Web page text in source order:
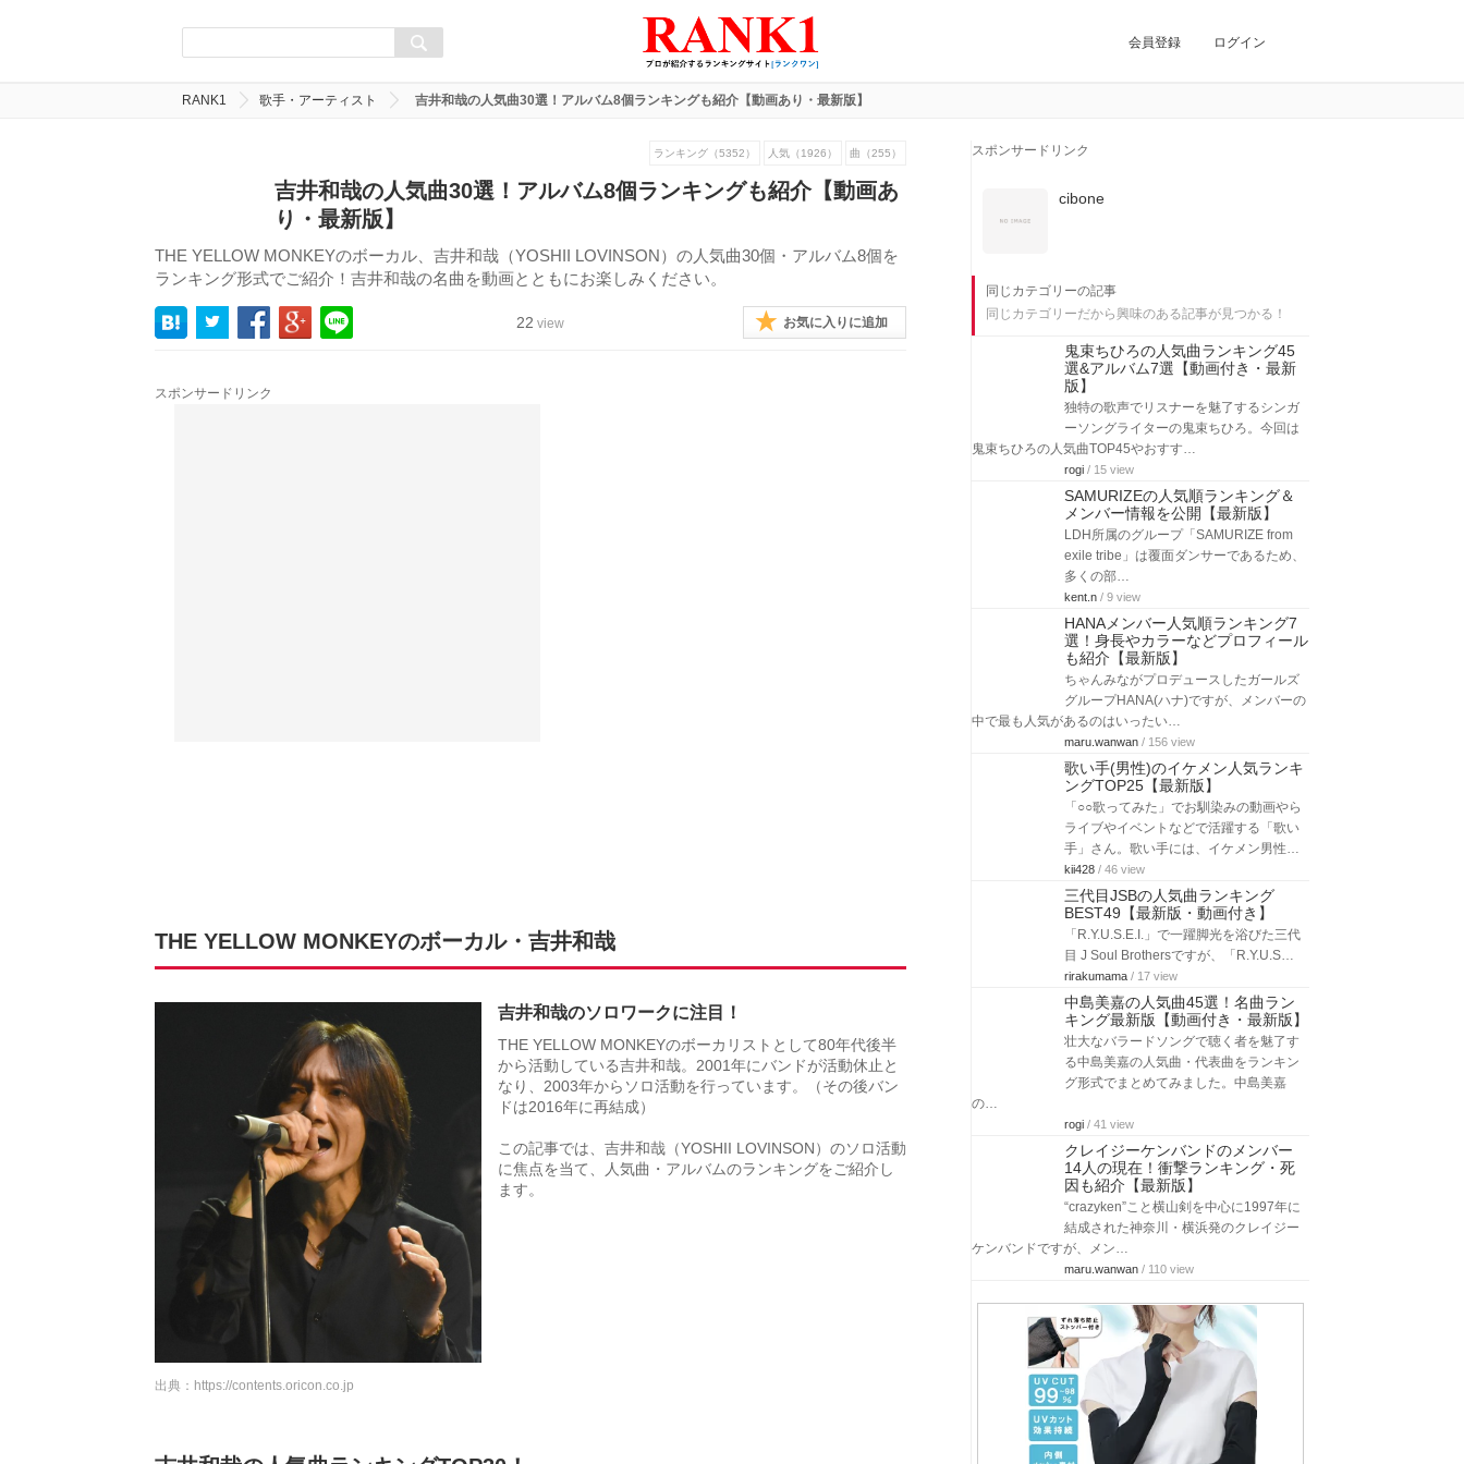
会員登録 ログイン
RANK1 歌手・アーティスト 吉井和哉の人気曲30選！アルバム8個ランキングも紹介【動画あり・最新版】
ランキング（5352） 人気（1926） 曲（255）
吉井和哉の人気曲30選！アルバム8個ランキングも紹介【動画あ
り・最新版】
THE YELLOW MONKEYのボーカル、吉井和哉（YOSHII LOVINSON）の人気曲30個・アルバム8個を
ランキング形式でご紹介！吉井和哉の名曲を動画とともにお楽しみください。
22 view お気に入りに追加
スポンサードリンク
THE YELLOW MONKEYのボーカル・吉井和哉
吉井和哉のソロワークに注目！
THE YELLOW MONKEYのボーカリストとして80年代後半
から活動している吉井和哉。2001年にバンドが活動休止と
なり、2003年からソロ活動を行っています。（その後バン
ドは2016年に再結成）
この記事では、吉井和哉（YOSHII LOVINSON）のソロ活動
に焦点を当て、人気曲・アルバムのランキングをご紹介し
ます。
出典： https://contents.oricon.co.jp
スポンサードリンク
cibone
同じカテゴリーの記事
同じカテゴリーだから興味のある記事が見つかる！
鬼束ちひろの人気曲ランキング45
選&アルバム7選【動画付き・最新
版】
独特の歌声でリスナーを魅了するシンガ
ーソングライターの鬼束ちひろ。今回は
鬼束ちひろの人気曲TOP45やおすす…
rogi / 15 view
SAMURIZEの人気順ランキング＆
メンバー情報を公開【最新版】
LDH所属のグループ「SAMURIZE from
exile tribe」は覆面ダンサーであるため、
多くの部…
kent.n / 9 view
HANAメンバー人気順ランキング7
選！身長やカラーなどプロフィール
も紹介【最新版】
ちゃんみながプロデュースしたガールズ
グループHANA(ハナ)ですが、メンバーの
中で最も人気があるのはいったい…
maru.wanwan / 156 view
歌い手(男性)のイケメン人気ランキ
ングTOP25【最新版】
「○○歌ってみた」でお馴染みの動画やら
ライブやイベントなどで活躍する「歌い
手」さん。歌い手には、イケメン男性…
kii428 / 46 view
三代目JSBの人気曲ランキング
BEST49【最新版・動画付き】
「R.Y.U.S.E.I.」で一躍脚光を浴びた三代
目 J Soul Brothersですが、「R.Y.U.S…
rirakumama / 17 view
中島美嘉の人気曲45選！名曲ラン
キング最新版【動画付き・最新版】
壮大なバラードソングで聴く者を魅了す
る中島美嘉の人気曲・代表曲をランキン
グ形式でまとめてみました。中島美嘉
の…
rogi / 41 view
クレイジーケンバンドのメンバー
14人の現在！衝撃ランキング・死
因も紹介【最新版】
“crazyken”こと横山剣を中心に1997年に
結成された神奈川・横浜発のクレイジー
ケンバンドですが、メン…
maru.wanwan / 110 view